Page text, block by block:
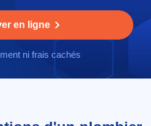
en ligne
ni frais cachés